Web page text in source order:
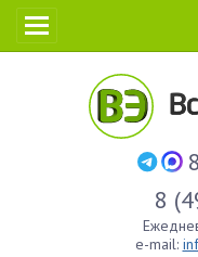
8
e-mail: